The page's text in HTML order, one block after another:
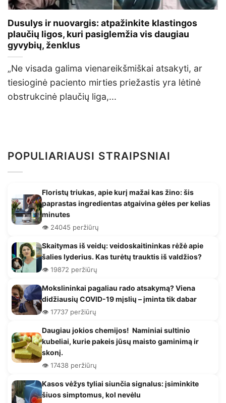
Dusulys ir nuovargis: atpažinkite klastingos
plaučių ligos, kuri pasiglemžia vis daugiau
gyvybių, ženklus
„Ne visada galima vienareikšmiškai atsakyti, ar
tiesioginė paciento mirties priežastis yra lėtinė
obstrukcinė plaučių liga,...
POPULIARIAUSI STRAIPSNIAI
Floristų triukas, apie kurį mažai kas žino: šis
paprastas ingredientas atgaivina gėles per kelias
minutes
👁️ 24045 peržiūrų
Skaitymas iš veidų: veidoskaitininkas rėžė apie
šalies lyderius. Kas turėtų trauktis iš valdžios?
👁️ 19872 peržiūrų
Mokslininkai pagaliau rado atsakymą? Viena
didžiausių COVID-19 mįslių – įminta tik dabar
👁️ 17737 peržiūrų
Daugiau jokios chemijos! Naminiai sultinio
kubeliai, kurie pakeis jūsų maisto gaminimą ir
skonį.
👁️ 17438 peržiūrų
Kasos vėžys tyliai siunčia signalus: įsiminkite
šiuos simptomus, kol nevėlu